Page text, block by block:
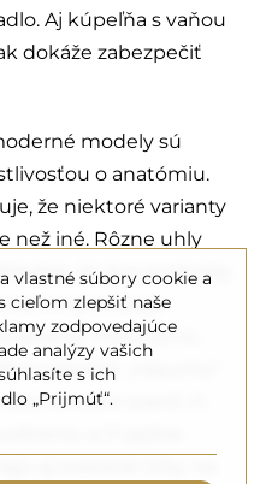
Aj kúpeľňa s vaňou
dokáže zabezpečiť
modely sú
o anatómiu.
že niektoré varianty
než iné. Rôzne uhly
že dva produkty
ponúkajú
Preto sú tu
vyskúšať „nasucho"
umožní overiť, či
vlastné súbory cookie a
cieľom zlepšiť naše
zodpovedajúce
analýzy vašich
s ich
„Prijmúť“.